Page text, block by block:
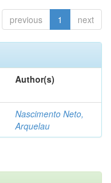
previous 1 next
Author(s)
Nascimento Neto,
Arquelau